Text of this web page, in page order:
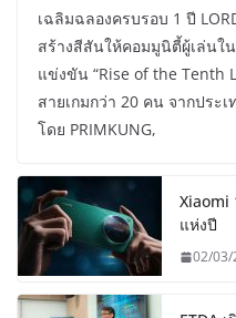
เฉลิมฉลองครบรอบ 1 ปี
สร้างสีสันให้คอมมูนิตี้ผู้เล่นใ
แข่งขัน “Rise of the Tenth
สายเกมกว่า 20 คน จากประ
โดย PRIMKUNG,
Xiaomi
แห่งปี
02/03/